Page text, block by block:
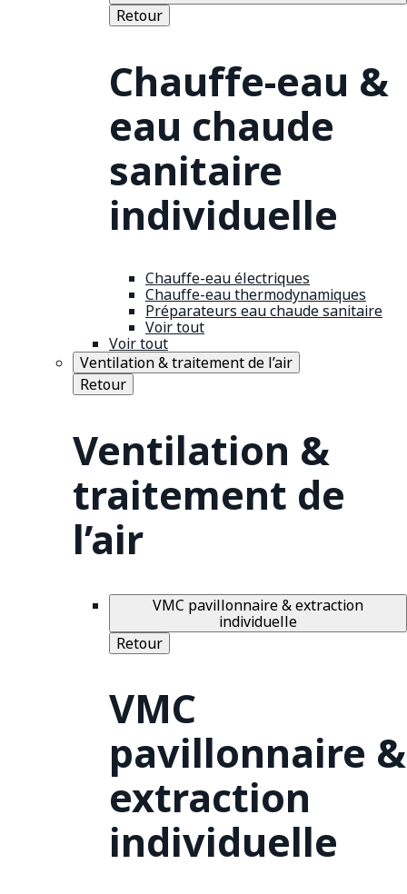
Retour
Chauffe-eau &
eau chaude
sanitaire
individuelle
Chauffe-eau électriques
Chauffe-eau thermodynamiques
Préparateurs eau chaude sanitaire
Voir tout
Voir tout
Ventilation & traitement de l’air
Retour
Ventilation &
traitement de
l’air
VMC pavillonnaire & extraction
individuelle
Retour
VMC
pavillonnaire &
extraction
individuelle